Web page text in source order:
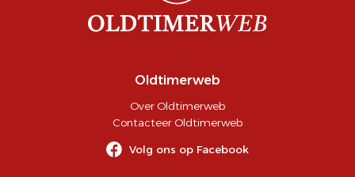
Oldtimerweb
Over Oldtimerweb
Contacteer Oldtimerweb
Volg ons op Facebook